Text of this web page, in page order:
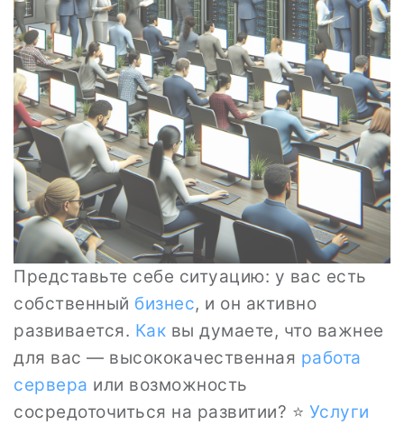
Представьте себе ситуацию: у вас есть
собственный бизнес, и он активно
развивается. Как вы думаете, что важнее
для вас — высококачественная работа
сервера или возможность
сосредоточиться на развитии? ⭐ Услуги